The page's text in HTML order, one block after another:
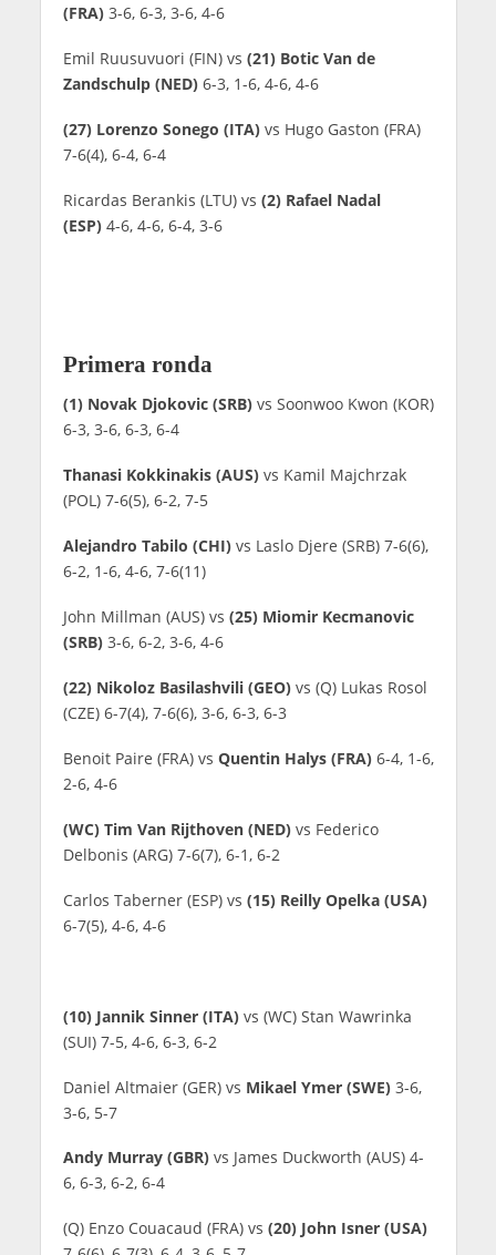
(FRA)3-6, 6-3, 3-6, 4-6
Emil Ruusuvuori (FIN) vs (21) Botic Van de
Zandschulp (NED)6-3, 1-6, 4-6, 4-6
(27) Lorenzo Sonego (ITA)vs Hugo Gaston (FRA)
7-6(4), 6-4, 6-4
Ricardas Berankis (LTU) vs (2) Rafael Nadal
(ESP) 4-6, 4-6, 6-4, 3-6
Primera ronda
(1) Novak Djokovic (SRB)vs Soonwoo Kwon (KOR)
6-3, 3-6, 6-3, 6-4
Thanasi Kokkinakis (AUS)vs Kamil Majchrzak
(POL) 7-6(5), 6-2, 7-5
Alejandro Tabilo (CHI)vs Laslo Djere (SRB) 7-6(6),
6-2, 1-6, 4-6, 7-6(11)
John Millman (AUS) vs (25) Miomir Kecmanovic
(SRB)3-6, 6-2, 3-6, 4-6
(22) Nikoloz Basilashvili (GEO)vs (Q) Lukas Rosol
(CZE) 6-7(4), 7-6(6), 3-6, 6-3, 6-3
Benoit Paire (FRA) vs Quentin Halys (FRA)6-4, 1-6,
2-6, 4-6
(WC) Tim Van Rijthoven (NED)vs Federico
Delbonis (ARG) 7-6(7), 6-1, 6-2
Carlos Taberner (ESP) vs (15) Reilly Opelka (USA)
6-7(5), 4-6, 4-6
(10) Jannik Sinner (ITA)vs (WC) Stan Wawrinka
(SUI) 7-5, 4-6, 6-3, 6-2
Daniel Altmaier (GER) vs Mikael Ymer (SWE)3-6,
3-6, 5-7
Andy Murray (GBR)vs James Duckworth (AUS) 4-
6, 6-3, 6-2, 6-4
(Q) Enzo Couacaud (FRA) vs (20) John Isner (USA)